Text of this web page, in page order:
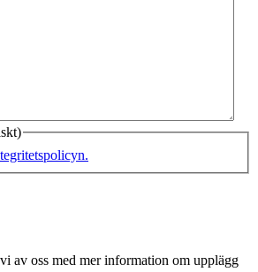
av oss med mer information om upplägg